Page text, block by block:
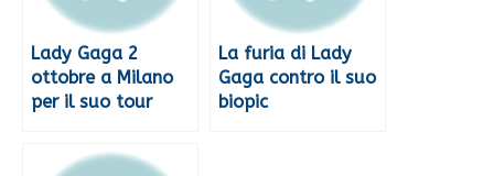
Lady Gaga 2
ottobre a Milano
per il suo tour
La furia di Lady
Gaga contro il suo
biopic